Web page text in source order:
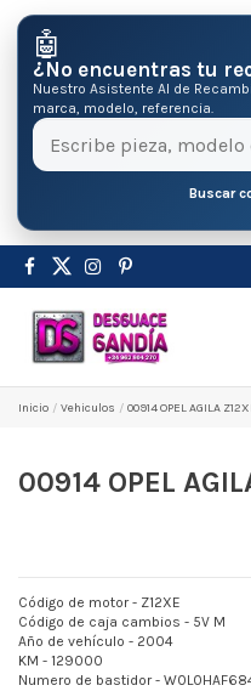
🤖
¿No encuentras tu
Nuestro Asistente AI de
marca, modelo, referencia.
Buscar
Inicio Vehiculos 00914 OPEL AGILA
00914 OPEL
Código de motor - Z12XE
Código de caja cambios - 5V M
Año de vehículo - 2004
KM - 129000
Numero de bastidor -